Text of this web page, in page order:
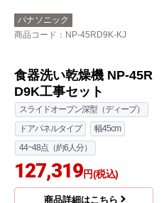
V9シリーズ 食器洗い乾
燥機 NP-45VS9S 工事
費込
スライドオープン浅型（ミドル）
ドアパネルタイプ
33~40点（約4~5人分）
120,248円(税込)